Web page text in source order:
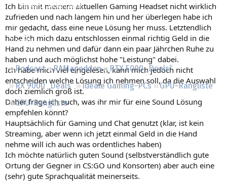
Neueste Aktivitäten
Leserartikel
Regeln
Podcast RAMageddon
RTX 5000 „Deals“
RX 9000 „Deals“
Ideale Gaming-PCs
GPU-Rangliste
CPU-Rangliste
Ich bin mit meinem aktuellen Gaming Headset nicht wirklich
zufrieden und nach langem hin und her überlegen habe ich
mir gedacht, dass eine neue Lösung her muss. Letztendlich
habe ich mich dazu entschlossen einmal richtig Geld in die
Hand zu nehmen und dafür dann ein paar Jährchen Ruhe zu
haben und auch möglichst hohe "Leistung" dabei.
Ich habe mich viel eingelesen, kann mich jedoch nicht
entscheiden welche Lösung ich nehmen soll, da die Auswahl
doch ziemlich groß ist.
Daher frage ich euch, was ihr mir für eine Sound Lösung
empfehlen könnt?
Hauptsächlich für Gaming und Chat genutzt (klar, ist kein
Streaming, aber wenn ich jetzt einmal Geld in die Hand
nehme will ich auch was ordentliches haben)
Ich möchte natürlich guten Sound (selbstverständlich gute
Ortung der Gegner in CS:GO und Konsorten) aber auch eine
(sehr) gute Sprachqualität meinerseits.